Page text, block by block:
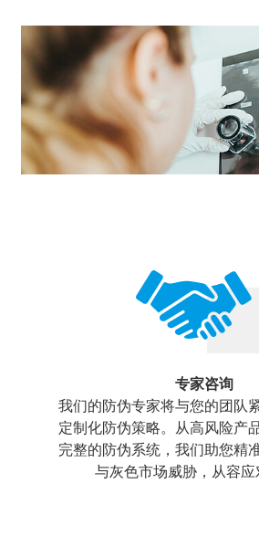
专家咨询
我们的防伪专家将与您的团队
定制化防伪策略。从高风险产
完整的防伪系统，我们助您精
与灰色市场威胁，从容应